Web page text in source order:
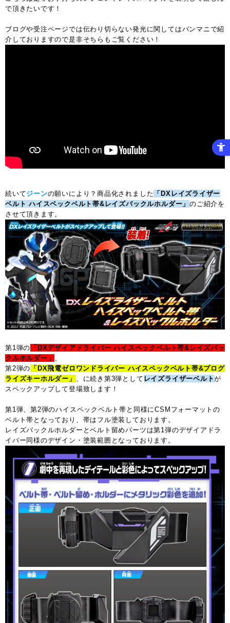
で頂きたいです！
ブログや受注ページでは伝わり切らない発光に関してはバンマニで紹
介しておりますので是非そちらもご覧ください！
続いてジーンの願いにより？商品化されました 「DXレイズライザー
ベルト ハイスペックベルト帯&レイズバックルホルダー」のご紹介を
させて頂きます。
第1弾の 「DXデザイアドライバー ハイスペックベルト帯&レイズバッ
クルホルダー」 、
第2弾の 「DX飛電ゼロワンドライバー ハイスペックベルト帯&プログ
ライズキーホルダー」 、に続き第3弾として レイズライザーベルトが
スペックアップして登場致します！
第1弾、第2弾のハイスペックベルト帯と同様にCSMフォーマットの
ベルト帯となっており、帯はフル塗装しております。
レイズバックルホルダーとベルト留めパーツは第1弾のデザイアドラ
イバー同様のデザイン・塗装範囲となっております。